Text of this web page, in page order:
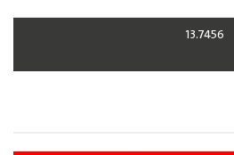
13.7456